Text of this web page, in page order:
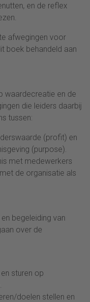
en de reflex
afwegingen voor
boek behandeld aan
waardecreatie en de
die leiders daarbij
tussen:
(profit) en
(purpose).
met medewerkers
de organisatie als
begeleiding van
over de
sturen op
doelen stellen en